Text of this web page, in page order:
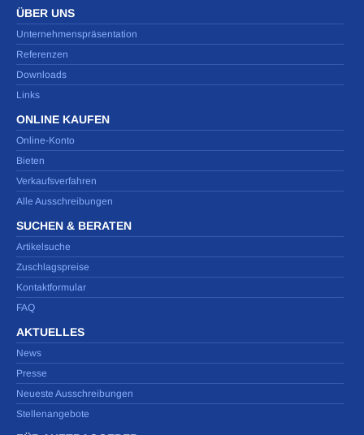
ÜBER UNS
Unternehmenspräsentation
Referenzen
Downloads
Links
ONLINE KAUFEN
Online-Konto
Bieten
Verkaufsverfahren
Alle Ausschreibungen
SUCHEN & BERATEN
Artikelsuche
Zuschlagspreise
Kontaktformular
FAQ
AKTUELLES
News
Presse
Neueste Ausschreibungen
Stellenangebote